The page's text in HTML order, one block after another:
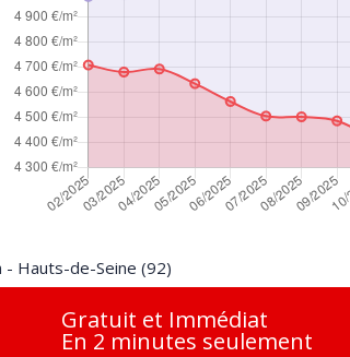
Hauts-de-Seine (92)
Gratuit et Immédiat
En 2 minutes seulement